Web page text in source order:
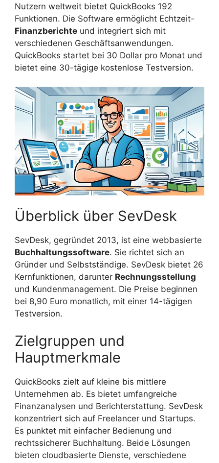
Nutzern weltweit bietet QuickBooks 192
Funktionen. Die Software ermöglicht Echtzeit-
Finanzberichte und integriert sich mit
verschiedenen Geschäftsanwendungen.
QuickBooks startet bei 30 Dollar pro Monat und
bietet eine 30-tägige kostenlose Testversion.
Überblick über SevDesk
SevDesk, gegründet 2013, ist eine webbasierte
Buchhaltungssoftware. Sie richtet sich an
Gründer und Selbstständige. SevDesk bietet 26
Kernfunktionen, darunter Rechnungsstellung
und Kundenmanagement. Die Preise beginnen
bei 8,90 Euro monatlich, mit einer 14-tägigen
Testversion.
Zielgruppen und
Hauptmerkmale
QuickBooks zielt auf kleine bis mittlere
Unternehmen ab. Es bietet umfangreiche
Finanzanalysen und Berichterstattung. SevDesk
konzentriert sich auf Freelancer und Startups.
Es punktet mit einfacher Bedienung und
rechtssicherer Buchhaltung. Beide Lösungen
bieten cloudbasierte Dienste, verschiedene